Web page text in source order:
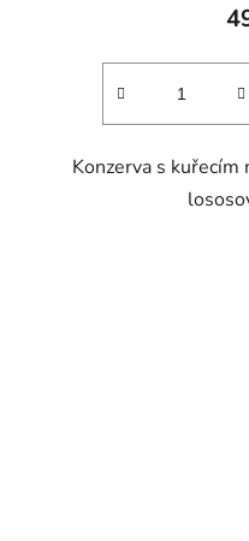
Konzerva s kuřecím